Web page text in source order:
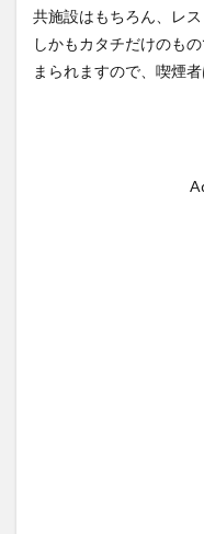
共施設はもちろん、レ
しかもカタチだけのも
まられますので、喫煙者